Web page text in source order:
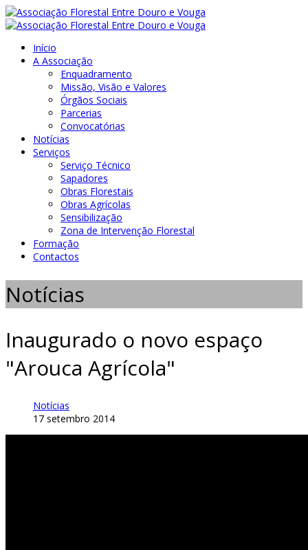
Início
A Associação
Enquadramento
Missão, Visão e Valores
Órgãos Sociais
Parcerias
Convocatórias
Notícias
Serviços
Serviço Técnico
Sapadores
Obras Florestais
Obras Agrícolas
Sensibilização
Zona de Intervenção Florestal
Formação
Contactos
Notícias
Inaugurado o novo espaço
"Arouca Agrícola"
Notícias
17 setembro 2014